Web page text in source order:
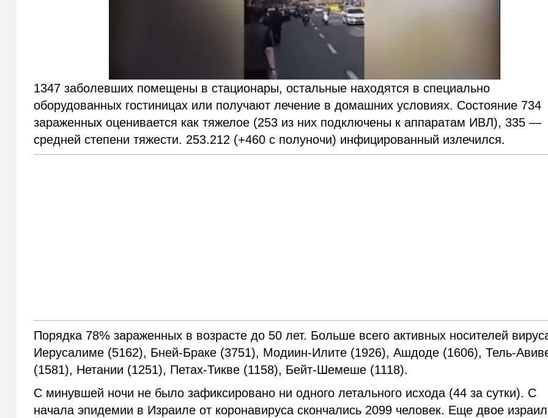
1347 заболевших помещены в стационары, остальные находятся в специально
оборудованных гостиницах или получают лечение в домашних условиях. Состояние 734
зараженных оценивается как тяжелое (253 из них подключены к аппаратам ИВЛ), 335 —
средней степени тяжести. 253.212 (+460 с полуночи) инфицированный излечился.
Порядка 78% зараженных в возрасте до 50 лет. Больше всего активных носителей
Иерусалиме (5162), Бней-Браке (3751), Модиин-Илите (1926), Ашдоде (1606), Тель-
(1581), Нетании (1251), Петах-Тикве (1158), Бейт-Шемеше (1118).
С минувшей ночи не было зафиксировано ни одного летального исхода (44 за сутки). С
начала эпидемии в Израиле от коронавируса скончались 2099 человек. Еще двое